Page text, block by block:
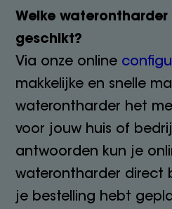
Welke
geschikt?
Via onze online
makkelijke en snelle
waterontharder het
voor jouw huis of
antwoorden kun je
waterontharder direct
je bestelling hebt